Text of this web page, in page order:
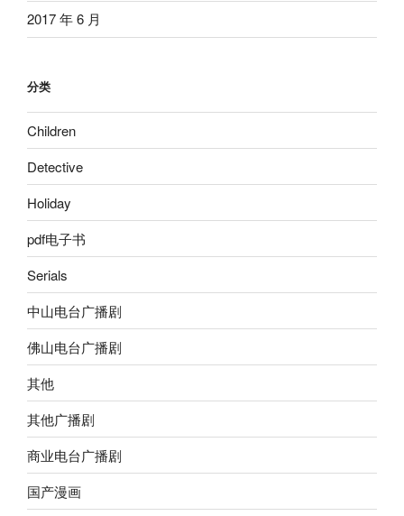
2017 年 6 月
分类
Children
Detective
Holiday
pdf电子书
Serials
中山电台广播剧
佛山电台广播剧
其他
其他广播剧
商业电台广播剧
国产漫画